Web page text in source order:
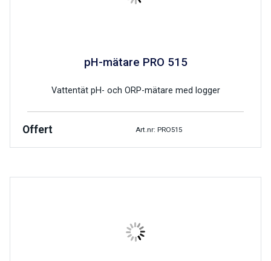
pH-mätare PRO 515
Vattentät pH- och ORP-mätare med logger
Offert Art.nr: PRO515